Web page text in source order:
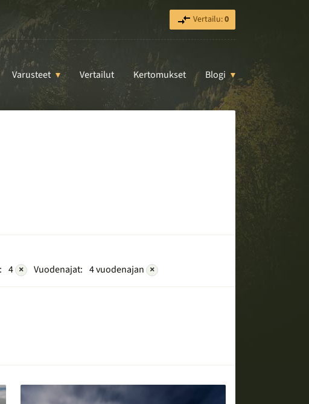
Vertailu:0
Varusteet Vertailut Kertomukset Blogi
4 × Vuodenajat: 4 vuodenajan ×